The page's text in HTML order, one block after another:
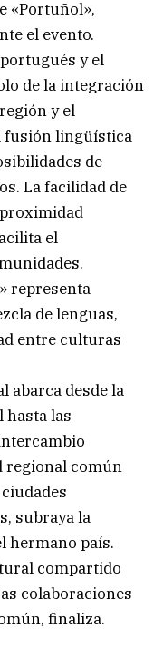
«Portuñol»,
el evento.
y el
de la integración
y el
fusión lingüística
de
La facilidad de
el
representa
de lenguas,
entre culturas
abarca desde la
hasta las
regional común
subraya la
hermano país.
compartido
colaboraciones
finaliza.